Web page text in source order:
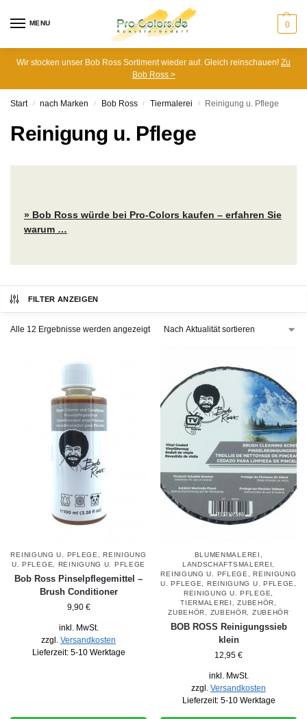
MENU 0
Wir stocken unser Bob Ross Sortiment wieder auf. Gleich reinschauen! Zu
Bob Ross >
Start / nach Marken / Bob Ross / Tiermalerei / Reinigung u. Pflege
Reinigung u. Pflege
» Bob Ross würde bei Pro-Colors kaufen – erfahren Sie
warum …
FILTER ANZEIGEN
Alle 12 Ergebnisse werden angezeigt
REINIGUNG U. PFLEGE ,REINIGUNG
U. PFLEGE
REINIGUNG U. PFLEGE
Bob Ross Pinselpflegemittel –
Brush Conditioner
9,90 €
inkl. MwSt.
zzgl. Versandkosten
Lieferzeit: 5-10 Werktage
BLUMENMALEREI
LANDSCHAFTSMALEREI
REINIGUNG U. PFLEGE
,REINIGUNG
U. PFLEGE
REINIGUNG U. PFLEGE
REINIGUNG U. PFLEGE
TIERMALEREI
,ZUBEHÖR
ZUBEHÖR
ZUBEHÖR ZUBEHÖR
BOB ROSS Reinigungssieb
klein
12,95 €
inkl. MwSt.
zzgl. Versandkosten
Lieferzeit: 5-10 Werktage